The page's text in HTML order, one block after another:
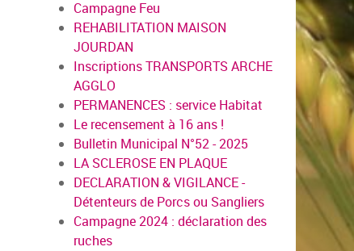
Campagne Feu
REHABILITATION MAISON
JOURDAN
Inscriptions TRANSPORTS ARCHE
AGGLO
PERMANENCES : service Habitat
Le recensement à 16 ans !
Bulletin Municipal N°52 - 2025
LA SCLEROSE EN PLAQUE
DECLARATION & VIGILANCE -
Détenteurs de Porcs ou Sangliers
Campagne 2024 : déclaration des
ruches